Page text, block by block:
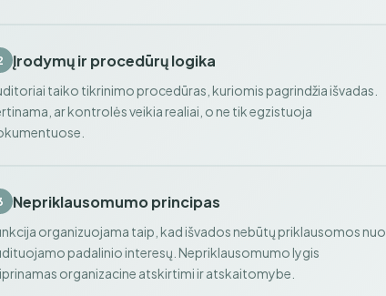
Įrodymų ir procedūrų logika
taiko tikrinimo procedūras, kuriomis pagrindžia išvadas.
ar kontrolės veikia realiai, o ne tik egzistuoja
Nepriklausomumo principas
organizuojama taip, kad išvados nebūtų priklausomos nuo
padalinio interesų. Nepriklausomumo lygis
organizacine atskirtimi ir atskaitomybe.